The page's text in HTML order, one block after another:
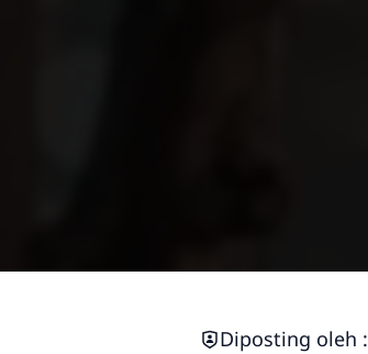
Diposting oleh :